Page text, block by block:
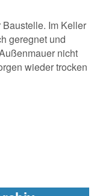
Im Keller
geregnet und
nicht
wieder trocken